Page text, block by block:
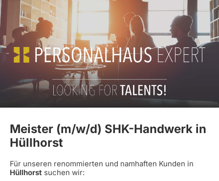
Meister (m/w/d) SHK-Handwerk in
Hüllhorst
Für unseren renommierten und namhaften Kunden in
Hüllhorst suchen wir: